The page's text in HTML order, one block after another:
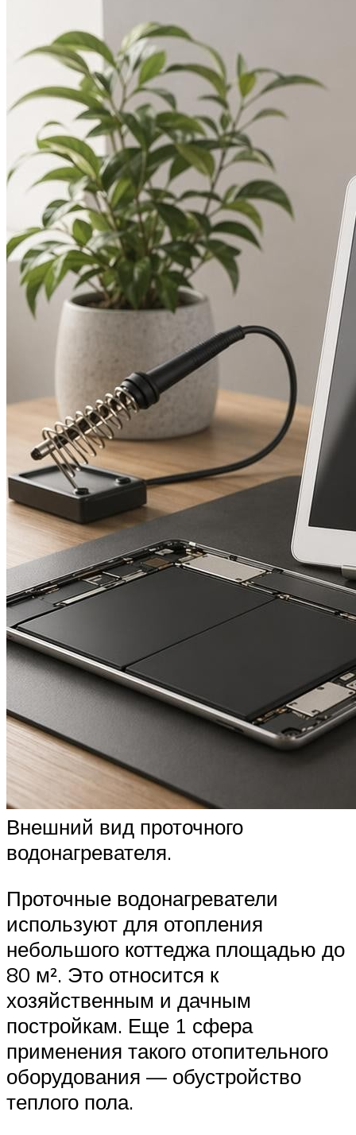
Внешний вид проточного
водонагревателя.
Проточные водонагреватели
используют для отопления
небольшого коттеджа площадью до
80 м². Это относится к
хозяйственным и дачным
постройкам. Еще 1 сфера
применения такого отопительного
оборудования — обустройство
теплого пола.